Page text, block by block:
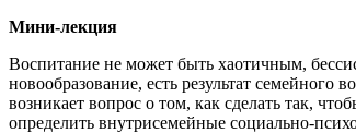
Мини-лекция
Воспитание не может быть хаотичным,
новообразование, есть результат семейного
возникает вопрос о том, как сделать так,
определить внутрисемейные социально-